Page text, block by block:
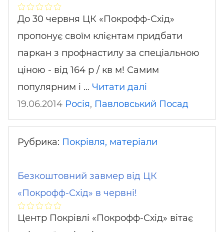
До 30 червня ЦК «Покрофф-Схід»
пропонує своїм клієнтам придбати
паркан з профнастилу за спеціальною
ціною - від 164 р / кв м! Самим
популярним і … Читати далі
19.06.2014 Росія, Павловський Посад
Рубрика: Покрівля, матеріали
Безкоштовний завмер від ЦК
«Покрофф-Схід» в червні!
Центр Покрівлі «Покрофф-Схід» вітає